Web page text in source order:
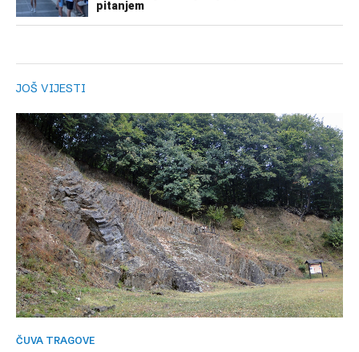
JOŠ VIJESTI
ČUVA TRAGOVE